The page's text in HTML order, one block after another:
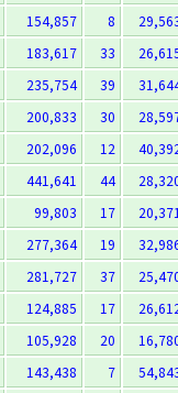
154,857 8
183,617 33
235,754 39
200,833 30
202,096 12
441,641 44
99,803 17 20,371
277,364 19
281,727 37
124,885 17
105,928 20
143,438 7